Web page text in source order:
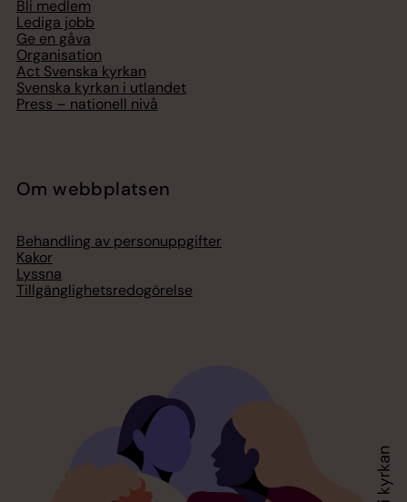
Bli medlem
Lediga jobb
Ge en gåva
Organisation
Act Svenska kyrkan
Svenska kyrkan i utlandet
Press – nationell nivå
Om webbplatsen
Behandling av personuppgifter
Kakor
Lyssna
Tillgänglighetsredogörelse